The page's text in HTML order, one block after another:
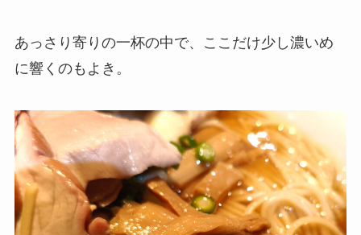
あっさり寄りの一杯の中で、ここだけ少し濃いめ
に響くのもよき。